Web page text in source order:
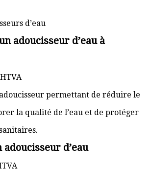
d’eau
adoucisseur d’eau à
permettant de réduire le
la qualité de l’eau et de protéger
adoucisseur d’eau